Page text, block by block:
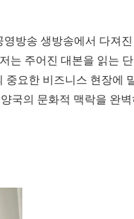
영방송 생방송에서 다져
저는 주어진 대본을 읽는
중요한 비즈니스 현장에
국의 문화적 맥락을 완